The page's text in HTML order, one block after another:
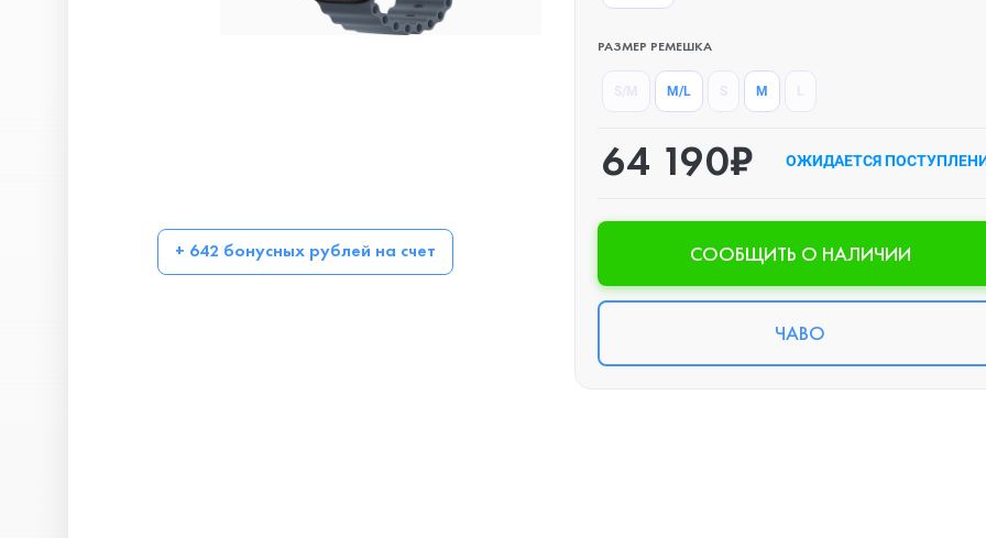
+ 642 бонусных рублей на счет
РАЗМЕР РЕМЕШКА
M/L M
64 190₽ ОЖИДАЕТСЯ
CООБЩИТЬ О НАЛИЧИИ
ЧАВО